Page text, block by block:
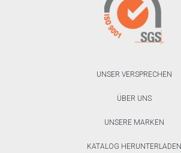
UNSER VERSPRECHEN
ÜBER UNS
UNSERE MARKEN
KATALOG HERUNTERLADEN